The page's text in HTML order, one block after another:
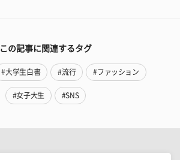
この記事に関連するタグ
#大学生白書 #流行 #ファッション
#女子大生 #SNS